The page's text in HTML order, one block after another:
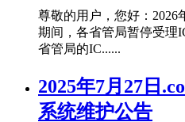
尊敬的用户，您好：2026
期间，各省管局暂停受理
省管局的IC......
2025年7月27日
系统维护公告